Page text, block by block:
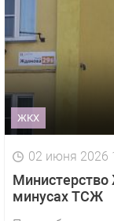
ЖКХ
02 июня 2026
минусах ТСЖ